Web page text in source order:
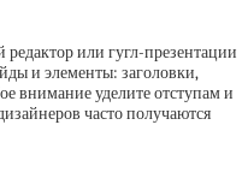
или гугл-презентации
и элементы: заголовки,
внимание уделите отступам и
часто получаются